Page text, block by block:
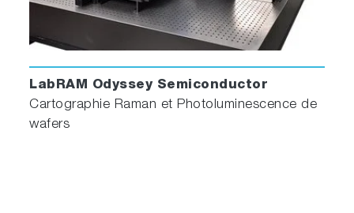
LabRAM Odyssey Semiconductor
Cartographie Raman et Photoluminescence de
wafers